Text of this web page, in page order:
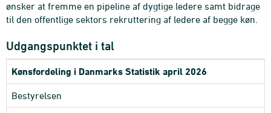
ønsker at fremme en pipeline af dygtige ledere samt bidrage
til den offentlige sektors rekruttering af ledere af begge køn.
Udgangspunktet i tal
Kønsfordeling i Danmarks Statistik april 2026
Bestyrelsen